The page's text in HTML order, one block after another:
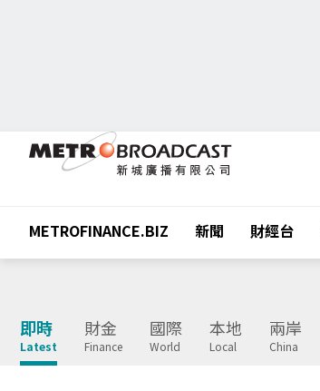
METROFINANCE.BIZ 新聞 財經台
即時
Latest
財金
Finance
國際
World
本地
Local
兩岸
China